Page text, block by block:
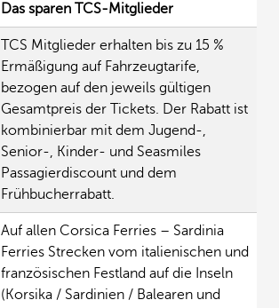
Das sparen TCS-Mitglieder
TCS Mitglieder erhalten bis zu 15 %
Ermäßigung auf Fahrzeugtarife,
bezogen auf den jeweils gültigen
Gesamtpreis der Tickets. Der Rabatt ist
kombinierbar mit dem Jugend-,
Senior-, Kinder- und Seasmiles
Passagierdiscount und dem
Frühbucherrabatt.
Auf allen Corsica Ferries – Sardinia
Ferries Strecken vom italienischen und
französischen Festland auf die Inseln
(Korsika / Sardinien / Balearen und